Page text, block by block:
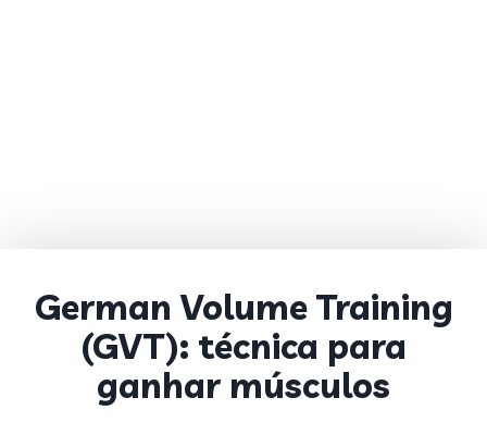
German Volume Training
(GVT): técnica para
ganhar músculos